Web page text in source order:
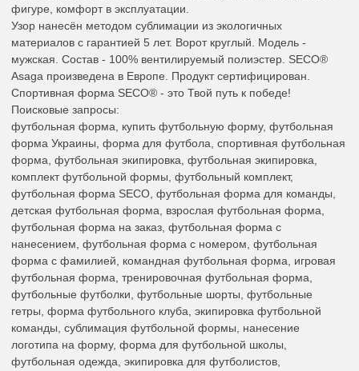
фигуре, комфорт в эксплуатации.
Узор нанесён методом сублимации из экологичных
материалов с гарантией 5 лет. Ворот круглый. Модель -
мужская. Состав - 100% вентилируемый полиэстер. SECO®
Asaga произведена в Европе. Продукт сертифицирован.
Спортивная форма SECO® - это Твой путь к победе!
Поисковые запросы:
футбольная форма, купить футбольную форму, футбольная
форма Украины, форма для футбола, спортивная футбольная
форма, футбольная экипировка, футбольная экипировка,
комплект футбольной формы, футбольный комплект,
футбольная форма SECO, футбольная форма для команды,
детская футбольная форма, взрослая футбольная форма,
футбольная форма на заказ, футбольная форма с
нанесением, футбольная форма с номером, футбольная
форма с фамилией, командная футбольная форма, игровая
футбольная форма, тренировочная футбольная форма,
футбольные футболки, футбольные шорты, футбольные
гетры, форма футбольного клуба, экипировка футбольной
команды, сублимация футбольной формы, нанесение
логотипа на форму, форма для футбольной школы,
футбольная одежда, экипировка для футболистов,